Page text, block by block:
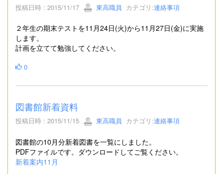
投稿日時 : 2015/11/17 東高職員 カテゴリ:連絡事項
２年生の期末テストを11月24日(火)から11月27日(金)に実施
します。
計画を立てて勉強してください。
0
図書館新着資料
投稿日時 : 2015/11/15 東高職員 カテゴリ:連絡事項
図書館の10月分新着図書を一覧にしました。
PDFファイルです。ダウンロードしてご覧ください。
新着案内11月